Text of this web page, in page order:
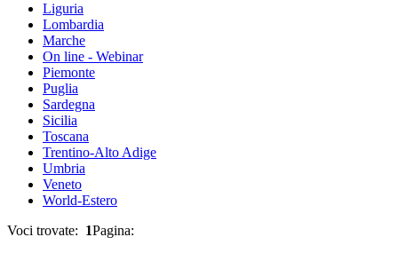
Liguria
Lombardia
Marche
On line - Webinar
Piemonte
Puglia
Sardegna
Sicilia
Toscana
Trentino-Alto Adige
Umbria
Veneto
World-Estero
Voci trovate: 1Pagina: